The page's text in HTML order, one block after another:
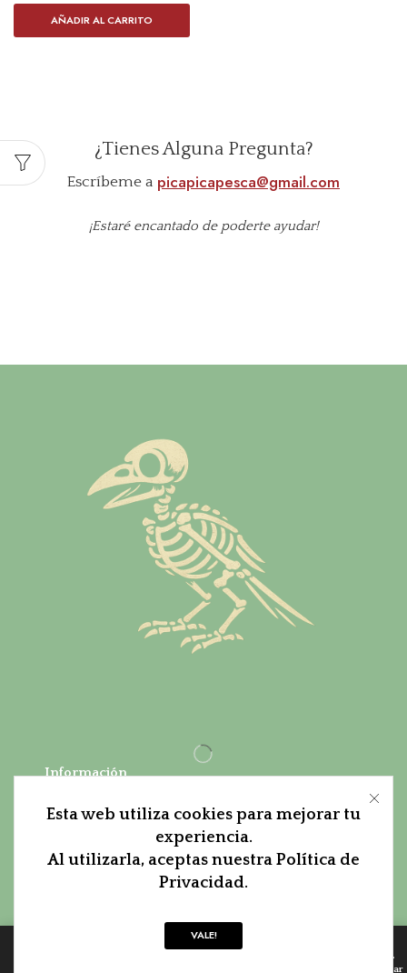
AÑADIR AL CARRITO
¿Tienes Alguna Pregunta?
Escríbeme a picapicapesca@gmail.com
¡Estaré encantado de poderte ayudar!
Información
Sobre Pica Pica
8theme
Buscar
Esta web utiliza cookies para mejorar tu
experiencia.
Al utilizarla, aceptas nuestra Política de
Privacidad.
VALE!